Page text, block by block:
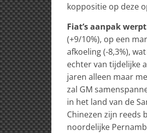
koppositie op deze
Fiat’s aanpak
(+9/10%), op een
afkoeling (-8,3%),
echter van tijdelijke
jaren alleen maar
zal GM
in het land van de
Chinezen zijn reeds
noordelijke